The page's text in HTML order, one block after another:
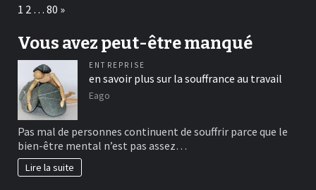
Page:
1 2 … 80 Next
»
Vous avez peut-être manqué
ENTREPRISE
en savoir plus sur la souffrance au travail
Eago
Pas mal de personnes continuent de souffrir parce que le
bien-être mental n’est pas assez…
Lire la suite